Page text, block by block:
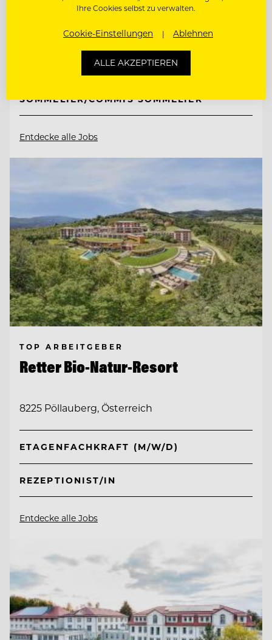
7081 Schützen bei Wien am Neusiedlersee,
REZEPTION, GÄSTEBETREUUNG,
SOMMELIER/COMMIS SOMMELIER
Entdecke alle Jobs
TOP ARBEITGEBER
Retter Bio-Natur-Resort
8225 Pöllauberg, Österreich
ETAGENFACHKRAFT (M/W/D)
REZEPTIONIST/IN
Entdecke alle Jobs
Ihre Cookies selbst zu verwalten.
Cookie-Einstellungen Ablehnen
ALLE AKZEPTIEREN